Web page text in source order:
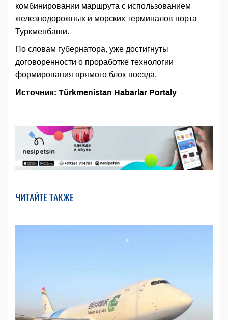
комбинировании маршрута с использованием
железнодорожных и морских терминалов порта
Туркменбаши.
По словам губернатора, уже достигнуты
договоренности о проработке технологии
формирования прямого блок-поезда.
Источник: Türkmenistan Habarlar Portaly
ЧИТАЙТЕ ТАКЖЕ